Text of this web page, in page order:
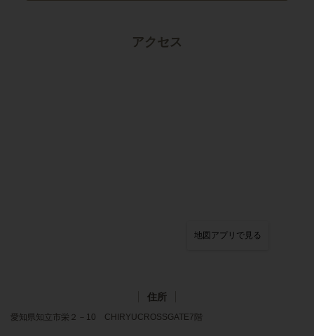
アクセス
地図アプリで見る
住所
愛知県知立市栄２－10 CHIRYUCROSSGATE7階